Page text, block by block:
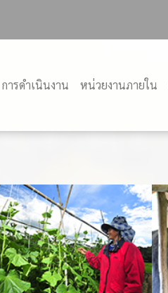
การดำเนินงาน หน่วยงานภายใน